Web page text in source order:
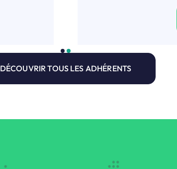
DÉCOUVRIR TOUS LES ADHÉRENTS